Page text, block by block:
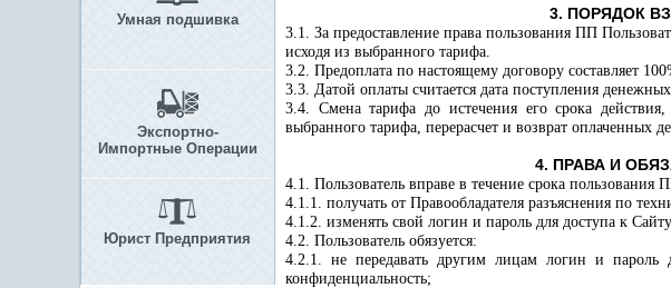
Умная подшивка
Экспортно-
Импортные Операции
Юрист Предприятия
3. ПОРЯДОК
3.1. За предоставление права пользования ПП
исходя из выбранного тарифа.
3.2. Предоплата по настоящему договору составляет
3.3. Датой оплаты считается дата поступления
3.4. Смена тарифа до истечения его срока
выбранного тарифа, перерасчет и возврат оплаченных
4. ПРАВА И
4.1. Пользователь вправе в течение срока пользования
4.1.1. получать от Правообладателя разъяснения по
4.1.2. изменять свой логин и пароль для доступа к
4.2. Пользователь обязуется:
4.2.1. не передавать другим лицам логин и пароль
конфиденциальность;